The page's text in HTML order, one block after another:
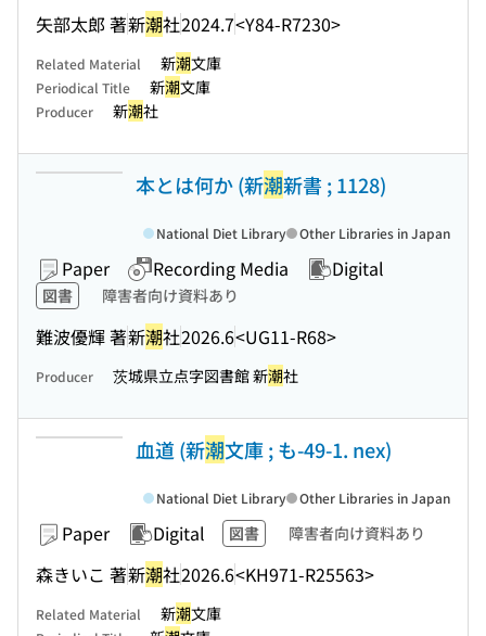
矢部太郎 著新潮社2024.7<Y84-R7230>
Related Material 新潮文庫
Periodical Title 新潮文庫
Producer 新潮社
本とは何か (新潮新書 ; 1128)
Paper Recording Media Digital
図書 障害者向け資料あり
難波優輝 著新潮社2026.6<UG11-R68>
National Diet Library Other Libraries in Japan
Producer 茨城県立点字図書館 新潮社
血道 (新潮文庫 ; も-49-1. nex)
Paper Digital 図書 障害者向け資料あり
森きいこ 著新潮社2026.6<KH971-R25563>
National Diet Library Other Libraries in Japan
Related Material 新潮文庫